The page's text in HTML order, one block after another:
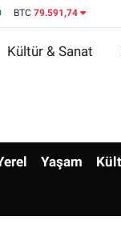
BTC 79.591,74
Kültür & Sanat
Yaşam